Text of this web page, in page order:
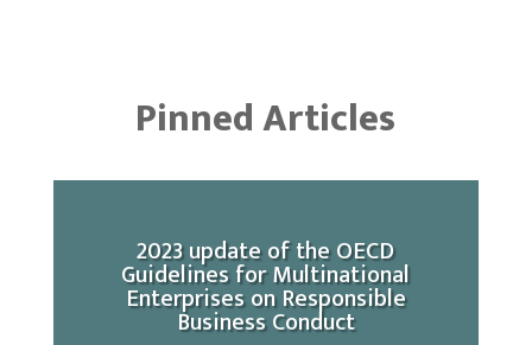
Pinned Articles
2023 update of the OECD
Guidelines for Multinational
Enterprises on Responsible
Business Conduct